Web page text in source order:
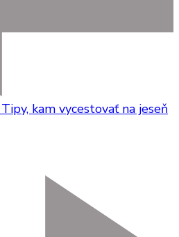
Tipy, kam vycestovať na jeseň